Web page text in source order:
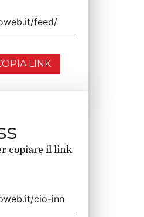
LINK
copiare il link